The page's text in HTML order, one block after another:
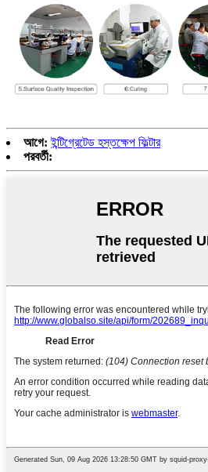
আগে: ইন্টিগ্রেটেড হস্তক্ষেপ ফিল্টার
পরবর্তী: